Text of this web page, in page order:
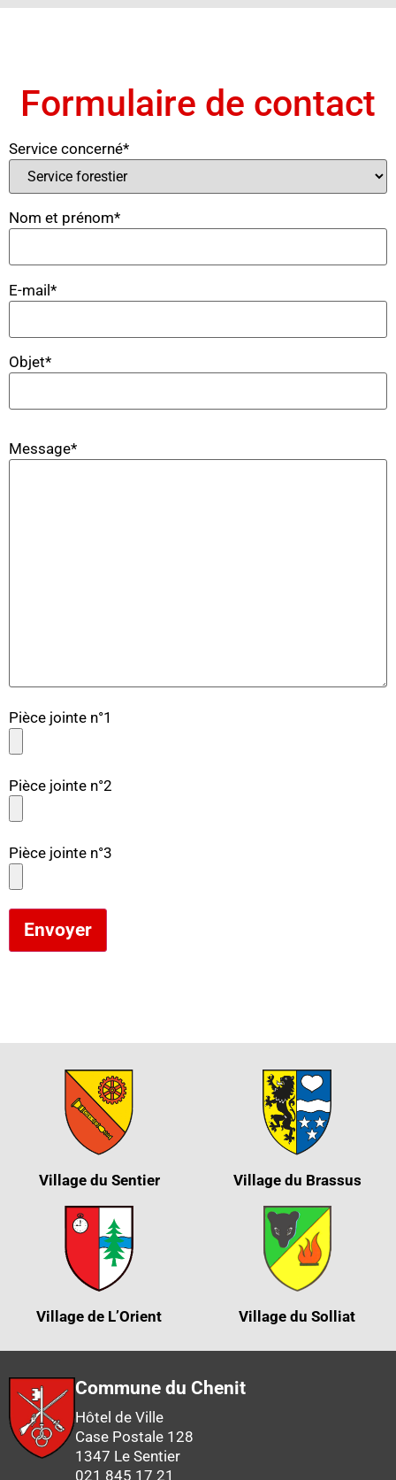
Formulaire de contact
Service concerné*
Nom et prénom*
E-mail*
Objet*
Message*
Pièce jointe n°1
Pièce jointe n°2
Pièce jointe n°3
Envoyer
Village du Sentier Village du Brassus
Village de L’Orient Village du Solliat
Commune du Chenit
Hôtel de Ville
Case Postale 128
1347 Le Sentier
021 845 17 21